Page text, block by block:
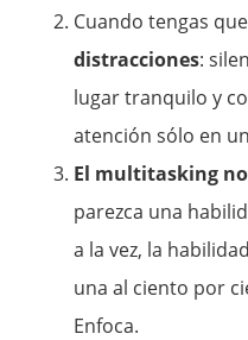
Cuando tengas
distracciones:
lugar tranquilo y
atención sólo en
El multitasking
parezca una
a la vez, la
una al ciento por
Enfoca.